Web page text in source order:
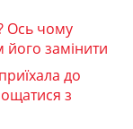
Ось чому
його замінити
до
з